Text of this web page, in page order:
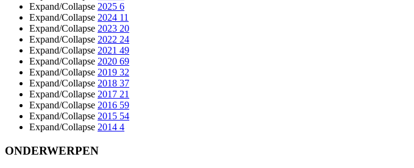
Expand/Collapse 2025 6
Expand/Collapse 2024 11
Expand/Collapse 2023 20
Expand/Collapse 2022 24
Expand/Collapse 2021 49
Expand/Collapse 2020 69
Expand/Collapse 2019 32
Expand/Collapse 2018 37
Expand/Collapse 2017 21
Expand/Collapse 2016 59
Expand/Collapse 2015 54
Expand/Collapse 2014 4
ONDERWERPEN